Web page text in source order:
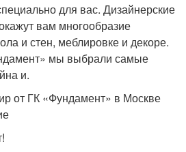
для вас. Дизайнерские
вам многообразие
и стен, меблировке и декоре.
мы выбрали самые
и.
от ГК «Фундамент» в Москве